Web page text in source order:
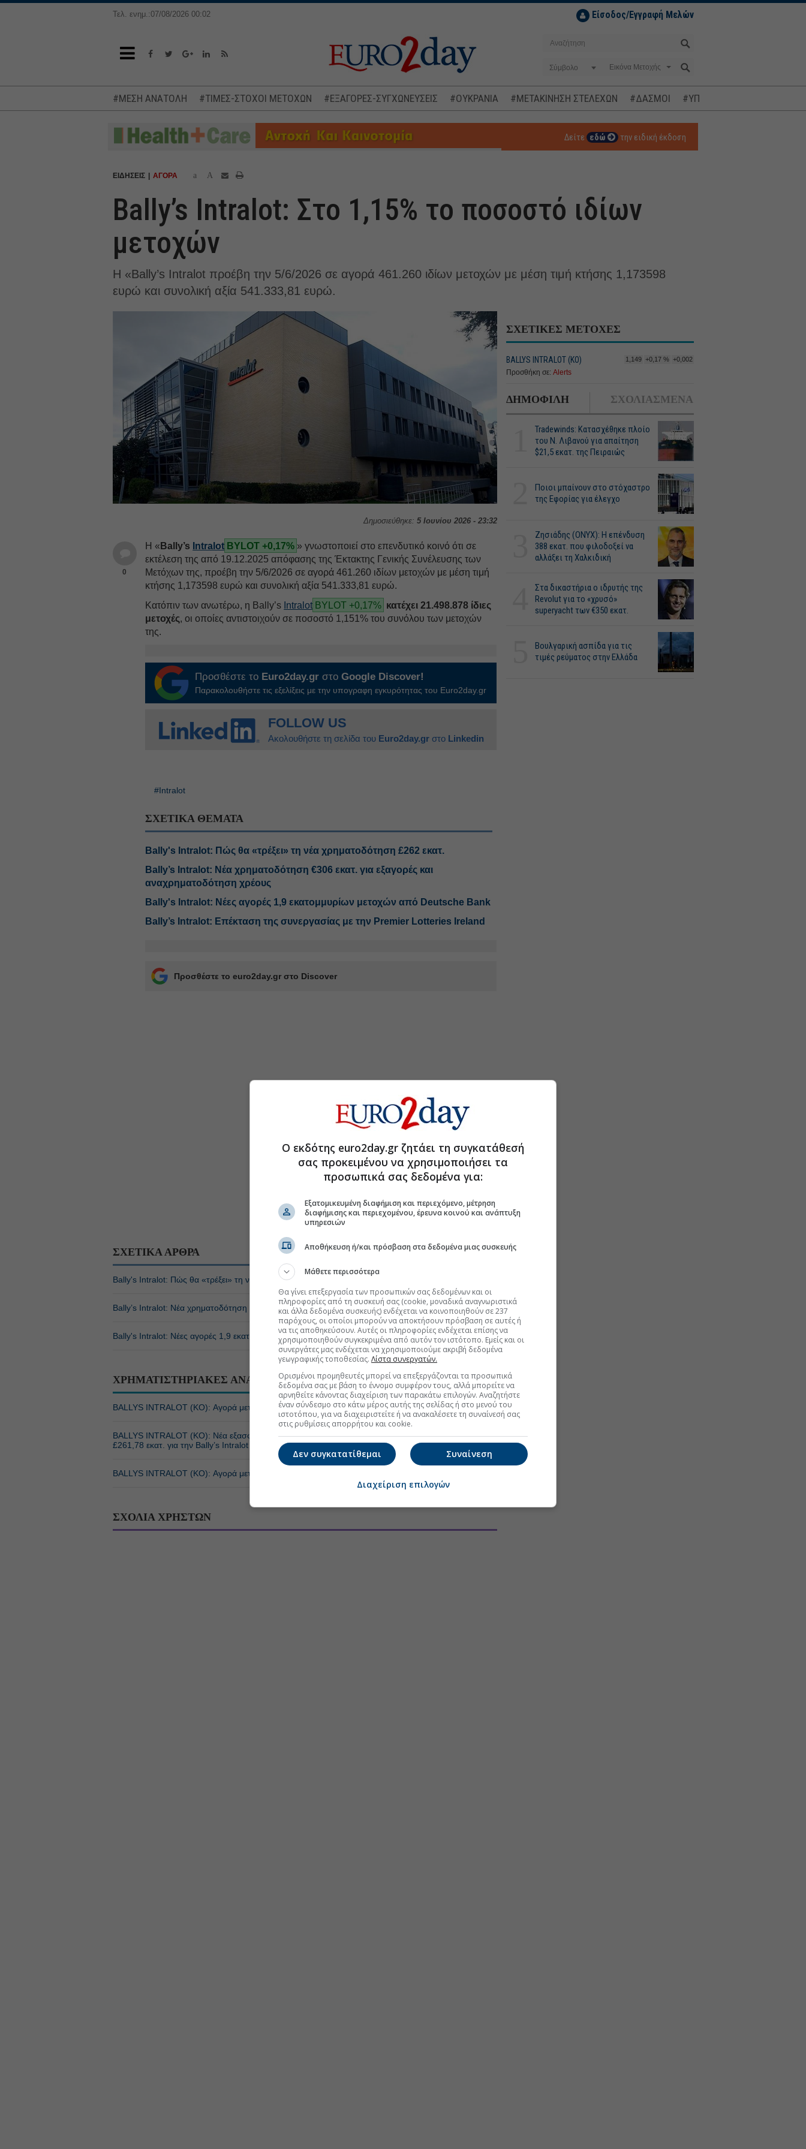
Τελ. ενημ.:07/08/2026 00:02 Είσοδος/Εγγραφή Μελών
Σύμβολο
#ΜΕΣΗ ΑΝΑΤΟΛΗ #ΤΙΜΕΣ-ΣΤΟΧΟΙ ΜΕΤΟΧΩΝ #ΕΞΑΓΟΡΕΣ-ΣΥΓΧΩΝΕΥΣΕΙΣ #ΟΥΚΡΑΝΙΑ #ΜΕΤΑΚΙΝΗΣΗ ΣΤΕΛΕΧΩΝ #ΔΑΣΜΟΙ #ΥΠΟΚΛΟΠΕΣ
Δείτε εδώ την ειδική έκδοση
ΕΙΔΗΣΕΙΣ ΑΓΟΡΑ a A
Bally’s Intralot: Στο 1,15% το ποσοστό ιδίων
μετοχών
Η «Bally’s Intralot προέβη την 5/6/2026 σε αγορά 461.260 ιδίων μετοχών με μέση τιμή κτήσης 1,173598
ευρώ και συνολική αξία 541.333,81 ευρώ.
Δημοσιεύθηκε: 5 Ιουνίου 2026 - 23:32
0
Η « Bally’s Intralot BYLOT +0,17% » γνωστοποιεί στο επενδυτικό κοινό ότι σε
εκτέλεση της από 19.12.2025 απόφασης της Έκτακτης Γενικής Συνέλευσης των
Μετόχων της, προέβη την 5/6/2026 σε αγορά 461.260 ιδίων μετοχών με μέση τιμή
κτήσης 1,173598 ευρώ και συνολική αξία 541.333,81 ευρώ.
Κατόπιν των ανωτέρω, η Bally’s Intralot BYLOT +0,17% κατέχει 21.498.878 ίδιες
μετοχές, οι οποίες αντιστοιχούν σε ποσοστό 1,151% του συνόλου των μετοχών
της.
Προσθέστε το Euro2day.gr στοGoogle Discover!
Παρακολουθήστε τις εξελίξεις με την υπογραφη εγκυρότητας του Euro2day.gr
FOLLOW US
Ακολουθήστε τη σελίδα του Euro2day.gr στο Linkedin
#Intralot
ΣΧΕΤΙΚΑ ΘΕΜΑΤΑ
Bally's Intralot: Πώς θα «τρέξει» τη νέα χρηματοδότηση £262 εκατ.
Bally’s Intralot: Νέα χρηματοδότηση €306 εκατ. για εξαγορές και
αναχρηματοδότηση χρέους
Bally's Intralot: Νέες αγορές 1,9 εκατομμυρίων μετοχών από Deutsche Bank
Bally’s Intralot: Επέκταση της συνεργασίας με την Premier Lotteries Ireland
Προσθέστε το euro2day.gr στο Discover
ΣΧΕΤΙΚΕΣ ΜΕΤΟΧΕΣ
BALLYS INTRALOT (ΚΟ) 1,149 +0,17 % +0,002
Προσθήκη σε: Alerts
ΔΗΜΟΦΙΛΗ ΣΧΟΛΙΑΣΜΕΝΑ
Tradewinds: Κατασχέθηκε πλοίο
του Ν. Λιβανού για απαίτηση
$21,5 εκατ. της Πειραιώς
Ποιοι μπαίνουν στο στόχαστρο
της Εφορίας για έλεγχο
Ζησιάδης (ONYX): Η επένδυση
388 εκατ. που φιλοδοξεί να
αλλάξει τη Χαλκιδική
Στα δικαστήρια ο ιδρυτής της
Revolut για το «χρυσό»
superyacht των €350 εκατ.
Βουλγαρική ασπίδα για τις
τιμές ρεύματος στην Ελλάδα
ΣΧΕΤΙΚΑ ΑΡΘΡΑ Περισσότερα για τη Μετοχή
Bally's Intralot: Πώς θα «τρέξει» τη νέα χρηματοδότηση £262 εκατ.
Bally’s Intralot: Νέα χρηματοδότηση €306 εκατ. για εξαγορές και αναχρηματοδότηση χρέους
(19:31 27/07/2026)
Bally's Intralot: Νέες αγορές 1,9 εκατομμυρίων μετοχών από Deutsche Bank (20:07 16/07/2026)
ΧΡΗΜΑΤΙΣΤΗΡΙΑΚΕΣ ΑΝΑΚΟΙΝΩΣΕΙΣ Περισσότερα για τη Μετοχή
BALLYS INTRALOT (ΚΟ): Αγορά μετοχών Bally’s Intralot από την Deutsche Bank (10:40 04/08/2026)
BALLYS INTRALOT (ΚΟ): Νέα εξασφαλισμένη χρηματοδότηση υψηλής προτεραιότητας ύψους
£261,78 εκατ. για την Bally’s Intralot
(19:32 27/07/2026)
BALLYS INTRALOT (ΚΟ): Αγορά μετοχών Bally’s Intralot από την Deutsche Bank
ΣΧΟΛΙΑ ΧΡΗΣΤΩΝ
Ο εκδότης euro2day.gr ζητάει τη συγκατάθεσή
σας προκειμένου να χρησιμοποιήσει τα
προσωπικά σας δεδομένα για:
Εξατομικευμένη διαφήμιση και περιεχόμενο, μέτρηση
διαφήμισης και περιεχομένου, έρευνα κοινού και ανάπτυξη
υπηρεσιών
Αποθήκευση ή/και πρόσβαση στα δεδομένα μιας συσκευής
Μάθετε περισσότερα
Θα γίνει επεξεργασία των προσωπικών σας δεδομένων και οι
πληροφορίες από τη συσκευή σας (cookie, μοναδικά αναγνωριστικά
και άλλα δεδομένα συσκευής) ενδέχεται να κοινοποιηθούν σε 237
παρόχους, οι οποίοι μπορούν να αποκτήσουν πρόσβαση σε αυτές ή
να τις αποθηκεύσουν. Αυτές οι πληροφορίες ενδέχεται επίσης να
χρησιμοποιηθούν συγκεκριμένα από αυτόν τον ιστότοπο. Εμείς και οι
συνεργάτες μας ενδέχεται να χρησιμοποιούμε ακριβή δεδομένα
γεωγραφικής τοποθεσίας. Λίστα συνεργατών.
Ορισμένοι προμηθευτές μπορεί να επεξεργάζονται τα προσωπικά
δεδομένα σας με βάση το έννομο συμφέρον τους, αλλά μπορείτε να
αρνηθείτε κάνοντας διαχείριση των παρακάτω επιλογών. Αναζητήστε
έναν σύνδεσμο στο κάτω μέρος αυτής της σελίδας ή στο μενού του
ιστοτόπου, για να διαχειριστείτε ή να ανακαλέσετε τη συναίνεσή σας
στις ρυθμίσεις απορρήτου και cookie.
Συναίνεση
Δεν συγκατατίθεμαι
Διαχείριση επιλογών